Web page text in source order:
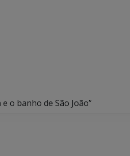
o banho de São João”